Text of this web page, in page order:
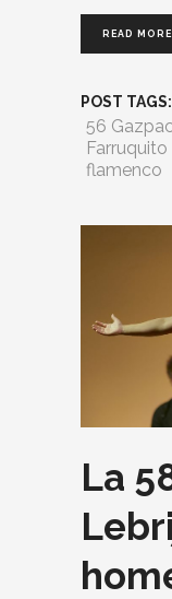
READ MORE
POST TAGS:
56
Farruquito
flamenco
La